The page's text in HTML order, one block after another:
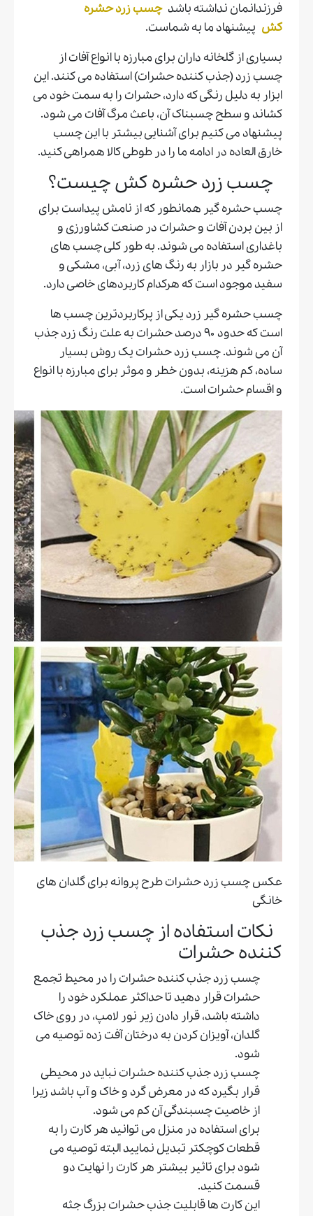
فرزندانمان نداشته باشدچسب زرد حشره
کش پیشنهاد ما به شماست.
بسیاری از گلخانه داران برای مبارزه با انواع آفات از
چسب زرد (جذب کننده حشرات) استفاده می کنند. این
ابزار به دلیل رنگی که دارد، حشرات را به سمت خود می
کشاند و سطح چسبناک آن، باعث مرگ آفات می شود.
پیشنهاد می کنیم برای آشنایی بیشتر با این چسب
خارق العاده در ادامه ما را در طوطی کالا همراهی کنید.
چسب زرد حشره کش چیست؟
چسب حشره گیر همانطور که از نامش پیداست برای
از بین بردن آفات و حشرات در صنعت کشاورزی و
باغداری استفاده می شوند. به طور کلی چسب های
حشره گیر در بازار به رنگ های زرد، آبی، مشکی و
سفید موجود است که هرکدام کاربردهای خاصی دارد.
چسب حشره گیر زرد یکی از پرکاربردترین چسب ها
است که حدود ۹۰ درصد حشرات به علت رنگ زرد جذب
آن می شوند. چسب زرد حشرات یک روش بسیار
ساده، کم هزینه، بدون خطر و موثر برای مبارزه با انواع
و اقسام حشرات است.
عکس چسب زرد حشرات طرح پروانه برای گلدان های
خانگی
نکات استفاده از چسب زرد جذب
کننده حشرات
چسب زرد جذب کننده حشرات را در محیط تجمع
حشرات قرار دهید تا حداکثر عملکرد خود را
داشته باشد، قرار دادن زیر نور لامپ، در روی خاک
گلدان، آویزان کردن به درختان آفت زده توصیه می
شود.
چسب زرد جذب کننده حشرات نباید در محیطی
قرار بگیرد که در معرض گرد و خاک و آب باشد زیرا
از خاصیت چسبندگی آن کم می شود.
برای استفاده در منزل می توانید هر کارت را به
قطعات کوچکتر تبدیل نمایید البته توصیه می
شود برای تاثیر بیشتر هر کارت را نهایت دو
قسمت کنید.
این کارت ها قابلیت جذب حشرات بزرگ جثه